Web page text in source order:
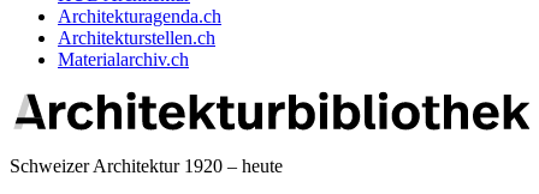
Architekturagenda.ch
Architekturstellen.ch
Materialarchiv.ch
Schweizer Architektur 1920 – heute